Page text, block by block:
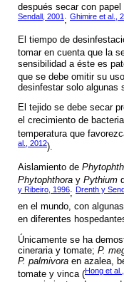
después secar con
Sendall, 2001 ; Ghimire et al.,
El tiempo de
tomar en cuenta que la
sensibilidad a éste es
que se debe omitir su
desinfestar solo algunas
El tejido se debe secar
el crecimiento de
temperatura que
al., 2012).
Aislamiento de
Phytophthora y Pythium
y Ribeiro, 1996; Drenth y
en el mundo, con
en diferentes
Únicamente se ha
cineraria y tomate; P.
P. palmivora en azalea,
tomate y vinca (Hong et